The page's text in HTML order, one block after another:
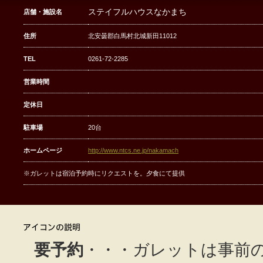
店舗・施設名 ステイフルハウスなかまち
住所 北安曇郡白馬村北城新田11012
TEL 0261-72-2285
営業時間
定休日
駐車場 20台
ホームページ http://www.ntcs.ne.jp/nakamach
※ガレットは宿泊予約時にリクエストを。夕食にて提供
要予約 ・・・ガレットは事前